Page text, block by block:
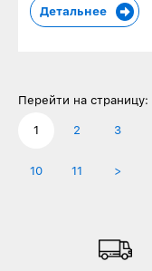
Детальнее
Перейти на страницу:
1 2 3
10 11 >